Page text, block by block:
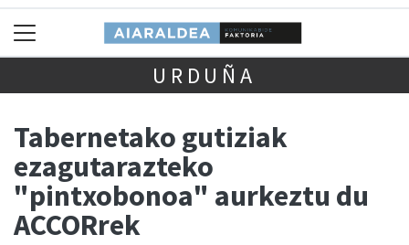
URDUÑA
Tabernetako gutiziak
ezagutarazteko
"pintxobonoa" aurkeztu du
ACCORrek